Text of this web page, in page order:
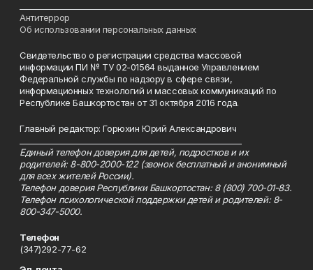
Антитеррор
Об использовании персональных данных
Свидетельство о регистрации средства массовой
информации ПИ № ТУ 02-01564 выданное Управлением
Федеральной службы по надзору в сфере связи,
информационных технологий и массовых коммуникаций по
Республике Башкортостан от 31 октября 2016 года.
Главный редактор: Горюхин Юрий Александрович
Единый телефон доверия для детей, подростков и их
родителей: 8-800-2000-122 (звонок бесплатный и анонимный
для всех жителей России).
Телефон доверия Республики Башкортостан: 8 (800) 700-01-83.
Телефон психологической поддержки детей и родителей: 8-
800-347-5000.
Телефон
(347)292-77-62